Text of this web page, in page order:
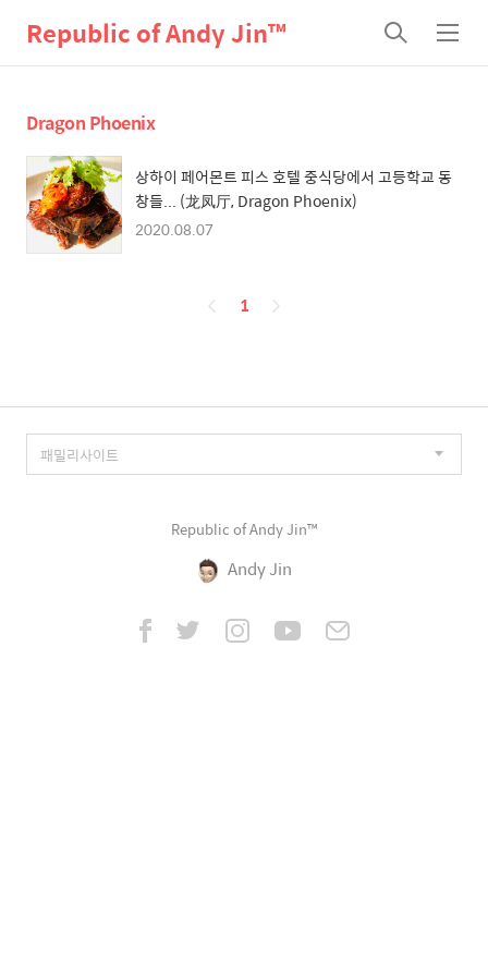
Republic of Andy Jin™
검
색
메
뉴
Dragon Phoenix
상하이 페어몬트 피스 호텔 중식당에서 고등학교 동
창들... (龙凤厅, Dragon Phoenix)
2020.08.07
페
1
Republic of Andy Jin™
Andy Jin